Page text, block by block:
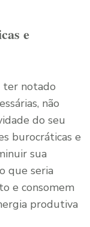
e
ter notado
não
do seu
burocráticas e
sua
que seria
e consomem
produtiva